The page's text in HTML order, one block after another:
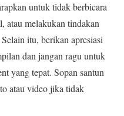
untuk tidak berbicara
atau melakukan tindakan
itu, berikan apresiasi
dan jangan ragu untuk
yang tepat. Sopan santun
atau video jika tidak